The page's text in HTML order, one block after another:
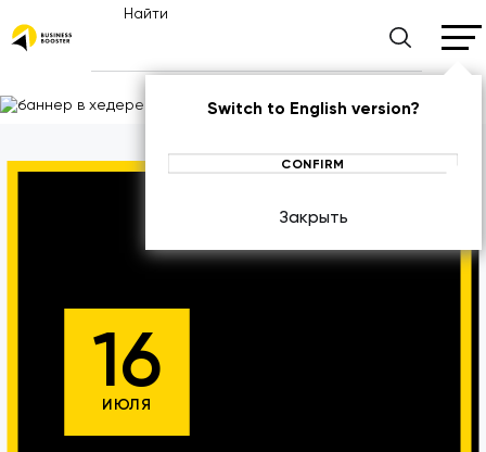
Найти
Switch to English version?
CONFIRM
Закрыть
16
ИЮЛЯ